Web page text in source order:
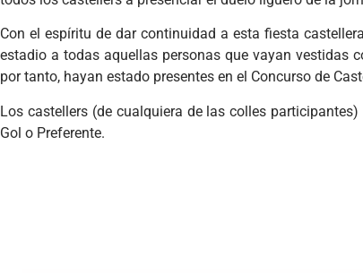
Con el espíritu de dar continuidad a esta fiesta
estadio a todas aquellas personas que vayan vestidas
por tanto, hayan estado presentes en el Concurso de
Los castellers (de cualquiera de las colles
Gol o Preferente.